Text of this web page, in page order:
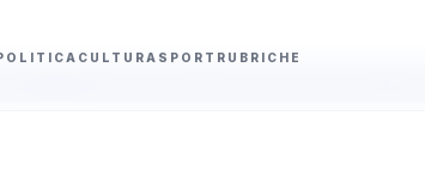
CULTURA SPORT RUBRICHE